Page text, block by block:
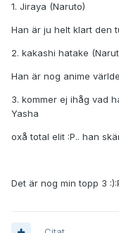
1. Jiraya (Naruto)
Han är ju helt klart den
2. kakashi hatake
Han är nog anime
3. kommer ej ihåg vad
Yasha
oxå total elit :P.. han
Det är nog min topp 3